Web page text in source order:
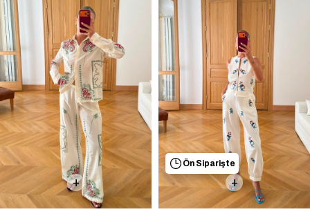
Ön Siparişte